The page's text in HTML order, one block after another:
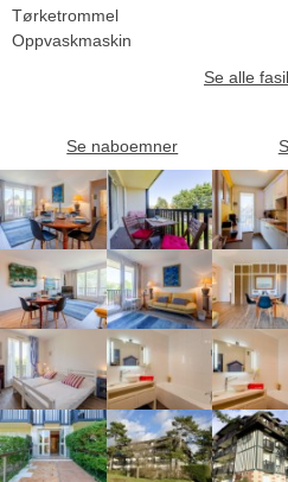
Tørketrommel
Oppvaskmaskin
Se alle
Se naboemner